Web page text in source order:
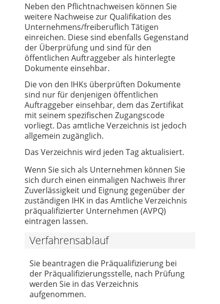
Neben den Pflichtnachweisen können Sie
weitere Nachweise zur Qualifikation des
Unternehmens/freiberuflich Tätigen
einreichen. Diese sind ebenfalls Gegenstand
der Überprüfung und sind für den
öffentlichen Auftraggeber als hinterlegte
Dokumente einsehbar.
Die von den IHKs überprüften Dokumente
sind nur für denjenigen öffentlichen
Auftraggeber einsehbar, dem das Zertifikat
mit seinem spezifischen Zugangscode
vorliegt. Das amtliche Verzeichnis ist jedoch
allgemein zugänglich.
Das Verzeichnis wird jeden Tag aktualisiert.
Wenn Sie sich als Unternehmen können Sie
sich durch einen einmaligen Nachweis Ihrer
Zuverlässigkeit und Eignung gegenüber der
zuständigen IHK in das Amtliche Verzeichnis
präqualifizierter Unternehmen (AVPQ)
eintragen lassen.
Verfahrensablauf
Sie beantragen die Präqualifizierung bei
der Präqualifizierungsstelle, nach Prüfung
werden Sie in das Verzeichnis
aufgenommen.